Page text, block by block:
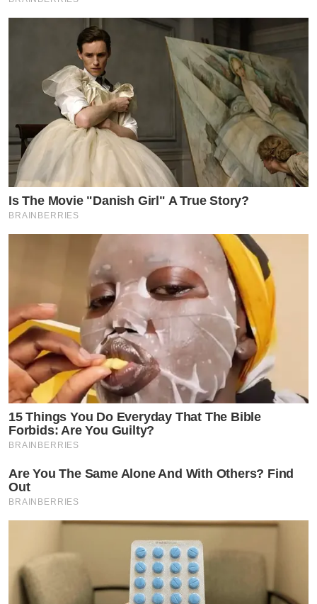
Is The Movie "Danish Girl" A True Story?
BRAINBERRIES
15 Things You Do Everyday That The Bible
Forbids: Are You Guilty?
BRAINBERRIES
Are You The Same Alone And With Others? Find
Out
BRAINBERRIES